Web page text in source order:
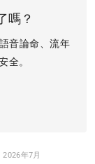
嗎？
音論命、流年
全。
年7月